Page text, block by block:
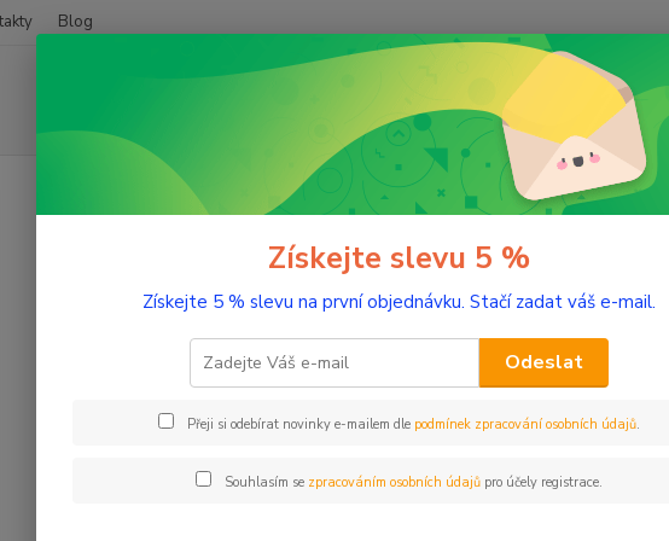
Blog
(Po-
Aromaterapie Testery éterických olejů
Testery éterických olejů
Kč Od
Skladem Novinka Akce Doprava ZDARMA TOP
Získejte slevu 5 %
Získejte 5 % slevu na první objednávku. Stačí zadat váš e-mail.
Odeslat
Přeji si odebírat novinky e-mailem dle podmínek zpracování osobních údajů.
Souhlasím se zpracováním osobních údajůpro účely registrace.